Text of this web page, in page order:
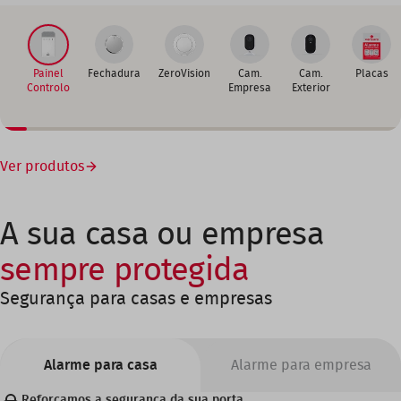
Painel
Controlo
Fechadura ZeroVision
Cam.
Empresa
Cam.
Exterior
Placas
Ver produtos
A sua casa ou empresa
sempre protegida
Segurança para casas e empresas
Alarme para casa Alarme para empresa